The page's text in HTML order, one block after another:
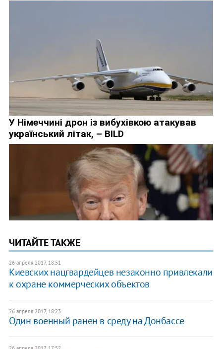
ЧИТАЙТЕ ТАКЖЕ
26 апреля 2017, 18:51
Киевских нацгвардейцев незаконно привлекали
к охране коммерческих объектов
26 апреля 2017, 18:23
Один военный ранен в среду на Донбассе